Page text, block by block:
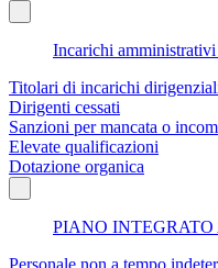
Incarichi
Titolari di incarichi
Dirigenti cessati
Sanzioni per mancata o
Elevate qualificazioni
Dotazione organica
PIANO
Personale non a tempo